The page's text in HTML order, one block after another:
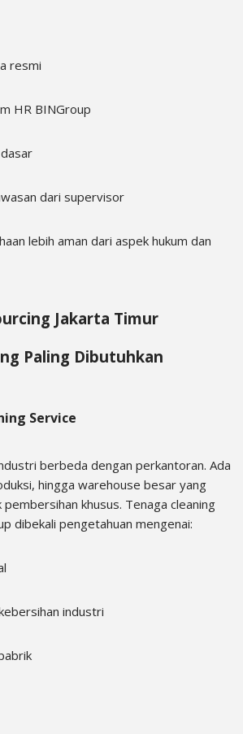
resmi
HR BINGroup
dari supervisor
lebih aman dari aspek hukum dan
Jakarta Timur
Paling Dibutuhkan
Service
berbeda dengan perkantoran. Ada
hingga warehouse besar yang
khusus. Tenaga cleaning
dibekali pengetahuan mengenai:
industri